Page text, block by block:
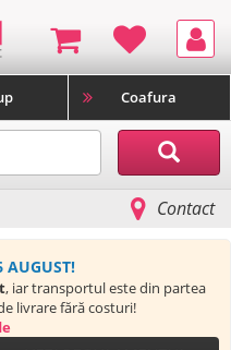
Coafura
Contact
AUGUST!
, iar transportul este din partea
livrare fără costuri!